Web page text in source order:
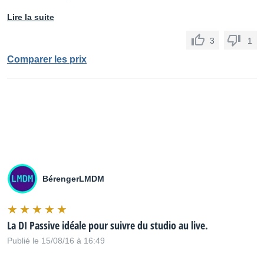
Lire la suite
3 1
Comparer les prix
BérengerLMDM
La DI Passive idéale pour suivre du studio au live.
Publié le 15/08/16 à 16:49